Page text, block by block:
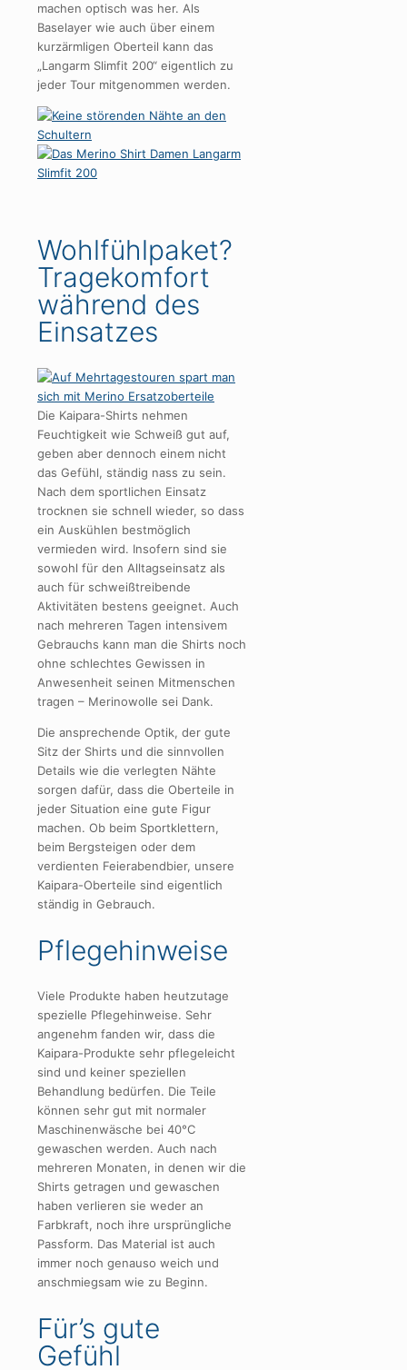
machen optisch was her. Als
Baselayer wie auch über einem
kurzärmligen Oberteil kann das
„Langarm Slimfit 200“ eigentlich zu
jeder Tour mitgenommen werden.
Wohlfühlpaket?
Tragekomfort
während des
Einsatzes
Die Kaipara-Shirts nehmen
Feuchtigkeit wie Schweiß gut auf,
geben aber dennoch einem nicht
das Gefühl, ständig nass zu sein.
Nach dem sportlichen Einsatz
trocknen sie schnell wieder, so dass
ein Auskühlen bestmöglich
vermieden wird. Insofern sind sie
sowohl für den Alltagseinsatz als
auch für schweißtreibende
Aktivitäten bestens geeignet. Auch
nach mehreren Tagen intensivem
Gebrauchs kann man die Shirts noch
ohne schlechtes Gewissen in
Anwesenheit seinen Mitmenschen
tragen – Merinowolle sei Dank.
Die ansprechende Optik, der gute
Sitz der Shirts und die sinnvollen
Details wie die verlegten Nähte
sorgen dafür, dass die Oberteile in
jeder Situation eine gute Figur
machen. Ob beim Sportklettern,
beim Bergsteigen oder dem
verdienten Feierabendbier, unsere
Kaipara-Oberteile sind eigentlich
ständig in Gebrauch.
Pflegehinweise
Viele Produkte haben heutzutage
spezielle Pflegehinweise. Sehr
angenehm fanden wir, dass die
Kaipara-Produkte sehr pflegeleicht
sind und keiner speziellen
Behandlung bedürfen. Die Teile
können sehr gut mit normaler
Maschinenwäsche bei 40°C
gewaschen werden. Auch nach
mehreren Monaten, in denen wir die
Shirts getragen und gewaschen
haben verlieren sie weder an
Farbkraft, noch ihre ursprüngliche
Passform. Das Material ist auch
immer noch genauso weich und
anschmiegsam wie zu Beginn.
Für’s gute
Gefühl